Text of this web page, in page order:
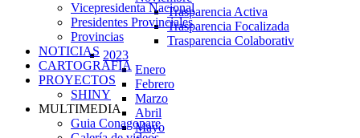
Trasparencia Activa
Trasparencia Focalizada
Trasparencia Colaborativ
2023
Enero
Febrero
Marzo
Abril
Mayo
Vicepresidenta Nacional
Presidentes Provinciales
Provincias
NOTICIAS
CARTOGRAFIA
PROYECTOS
SHINY
MULTIMEDIA
Guia Conagopare